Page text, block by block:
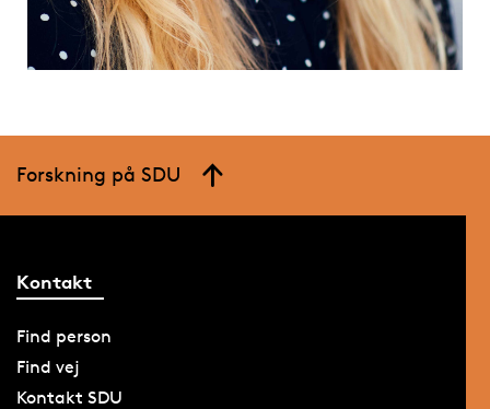
Forskning på SDU
Kontakt
Find person
Find vej
Kontakt SDU